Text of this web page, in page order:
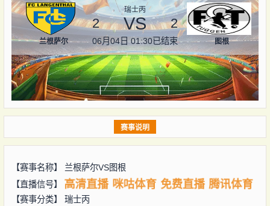
兰根萨尔
瑞士丙
2 VS 2
06月04日 01:30已结束 图根
赛事说明
【赛事名称】 兰根萨尔VS图根
【直播信号】
高清直播 咪咕体育 免费直播 腾讯体育
【赛事分类】 瑞士丙